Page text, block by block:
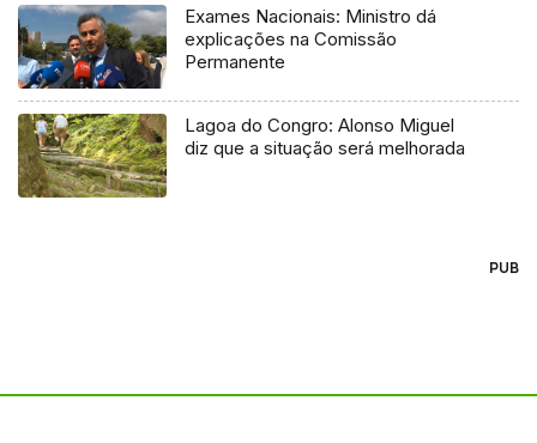
Exames Nacionais: Ministro dá
explicações na Comissão
Permanente
Lagoa do Congro: Alonso Miguel
diz que a situação será melhorada
PUB